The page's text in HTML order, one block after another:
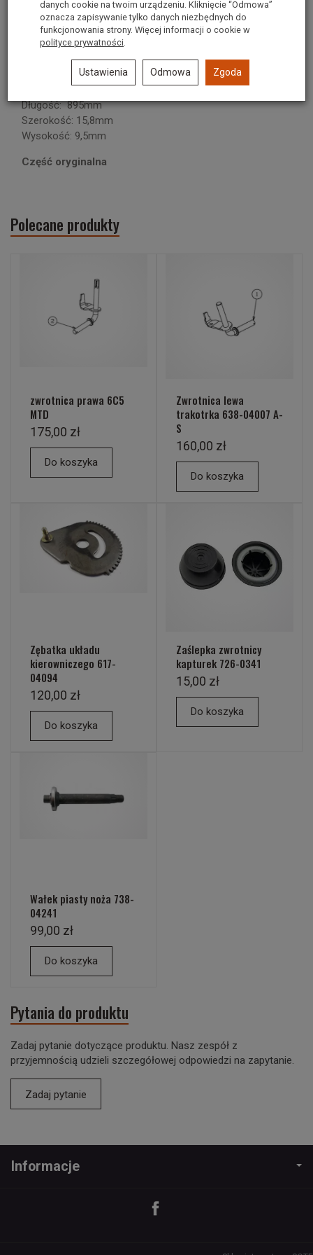
Oryginalny Pasek do traktorów z wyrzutem bocznym o
szerokości 96 i 107 cm i RAIDER 76cm
BELT:V-TYP:5L x 35.25 LG
Kształt: trapez
Długość: 895mm
Szerokość: 15,8mm
Wysokość: 9,5mm
Część oryginalna
Polecane produkty
zwrotnica prawa 6C5
MTD
175,00 zł
Do koszyka
Zwrotnica lewa
trakotrka 638-04007 A-
S
160,00 zł
Do koszyka
Zębatka układu
kierowniczego 617-
04094
120,00 zł
Do koszyka
Zaślepka zwrotnicy
kapturek 726-0341
15,00 zł
Do koszyka
Wałek piasty noża 738-
04241
99,00 zł
Do koszyka
Pytania do produktu
Zadaj pytanie dotyczące produktu. Nasz zespół z
przyjemnością udzieli szczegółowej odpowiedzi na zapytanie.
Zadaj pytanie
Informacje
danych cookie na twoim urządzeniu. Kliknięcie “Odmowa”
oznacza zapisywanie tylko danych niezbędnych do
funkcjonowania strony. Więcej informacji o cookie w
polityce prywatności.
Ustawienia Odmowa Zgoda